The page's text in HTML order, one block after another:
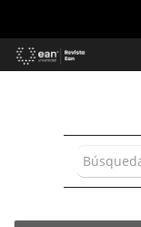
Contenido
principal